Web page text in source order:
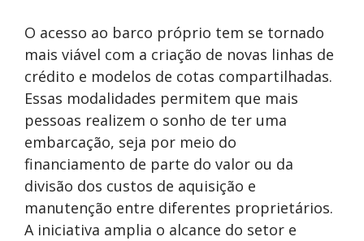
O acesso ao barco próprio tem se tornado
mais viável com a criação de novas linhas de
crédito e modelos de cotas compartilhadas.
Essas modalidades permitem que mais
pessoas realizem o sonho de ter uma
embarcação, seja por meio do
financiamento de parte do valor ou da
divisão dos custos de aquisição e
manutenção entre diferentes proprietários.
A iniciativa amplia o alcance do setor e